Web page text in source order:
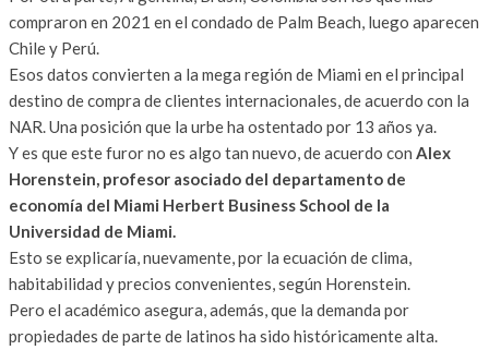
compraron en 2021 en el condado de Palm Beach, luego aparecen
Chile y Perú.
Esos datos convierten a la mega región de Miami en el principal
destino de compra de clientes internacionales, de acuerdo con la
NAR. Una posición que la urbe ha ostentado por 13 años ya.
Y es que este furor no es algo tan nuevo, de acuerdo con Alex
Horenstein, profesor asociado del departamento de
economía del Miami Herbert Business School de la
Universidad de Miami.
Esto se explicaría, nuevamente, por la ecuación de clima,
habitabilidad y precios convenientes, según Horenstein.
Pero el académico asegura, además, que la demanda por
propiedades de parte de latinos ha sido históricamente alta.